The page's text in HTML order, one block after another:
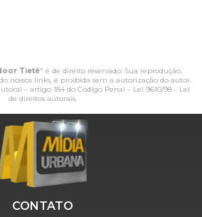
Tietê" é de direito reservado. Sua reprodução,
nossos links, é proibida sem a autorização do autor.
– artigo 184 do Código Penal – Lei 9610/98 - Lei
de direitos autorais.
CONTATO